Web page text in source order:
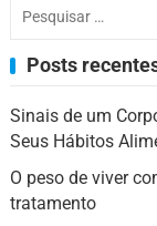
por:
Posts
Sinais de um
Seus Hábitos
O peso de viver
tratamento